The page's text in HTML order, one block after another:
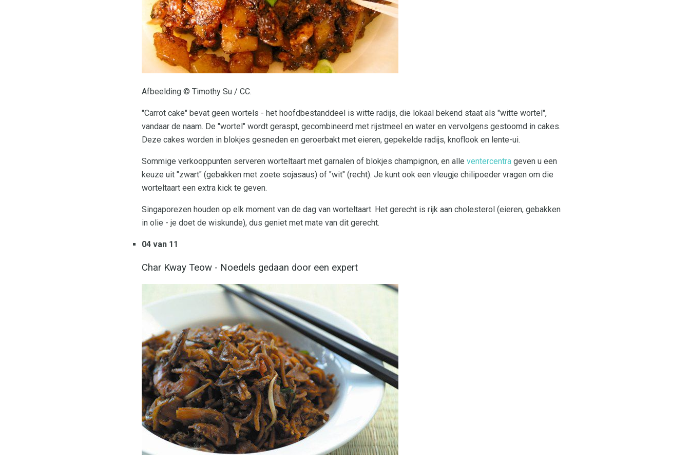
Afbeelding © Timothy Su / CC.
"Carrot cake" bevat geen wortels - het hoofdbestanddeel is witte radijs, die lokaal bekend staat als "witte wortel",
vandaar de naam. De "wortel" wordt geraspt, gecombineerd met rijstmeel en water en vervolgens gestoomd in cakes.
Deze cakes worden in blokjes gesneden en geroerbakt met eieren, gepekelde radijs, knoflook en lente-ui.
Sommige verkooppunten serveren worteltaart met garnalen of blokjes champignon, en alle ventercentra geven u een
keuze uit "zwart" (gebakken met zoete sojasaus) of "wit" (recht). Je kunt ook een vleugje chilipoeder vragen om die
worteltaart een extra kick te geven.
Singaporezen houden op elk moment van de dag van worteltaart. Het gerecht is rijk aan cholesterol (eieren, gebakken
in olie - je doet de wiskunde), dus geniet met mate van dit gerecht.
04 van 11
Char Kway Teow - Noedels gedaan door een expert